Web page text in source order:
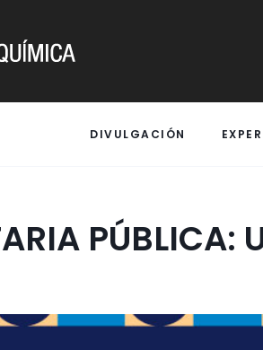
DIVULGACIÓN
PÚBLICA: